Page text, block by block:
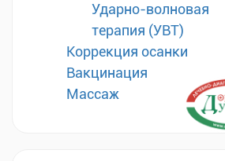
Ударно-волновая
терапия (УВТ)
Коррекция осанки
Вакцинация
Массаж